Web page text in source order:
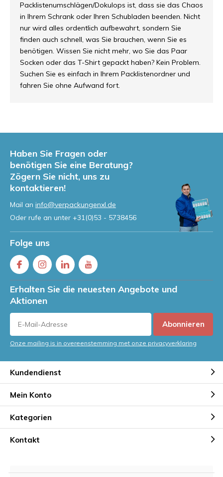
Packlistenumschlägen/Dokulops ist, dass sie das Chaos
in Ihrem Schrank oder Ihren Schubladen beenden. Nicht
nur wird alles ordentlich aufbewahrt, sondern Sie
finden auch schnell, was Sie brauchen, wenn Sie es
benötigen. Wissen Sie nicht mehr, wo Sie das Paar
Socken oder das T-Shirt gepackt haben? Kein Problem.
Suchen Sie es einfach in Ihrem Packlistenordner und
fahren Sie ohne Aufwand fort.
Haben Sie Fragen oder
benötigen Sie eine Beratung?
Zögern Sie nicht, uns zu
kontaktieren!
Mail an info@verpackungenxl.de
Oder rufe an unter +31(0)53 - 5738456
Folge uns
Erhalten Sie die neuesten Angebote und
Aktionen
Abonnieren
Onze mailing is in overeenstemming met onze privacyverklaring
Kundendienst
Mein Konto
Kategorien
Kontakt